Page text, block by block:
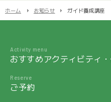
ホーム お知らせ ガイド養成講座
Activity menu
おすすめアクティビティ
Reserve
ご予約